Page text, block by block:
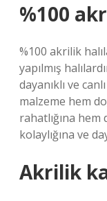
%100
%100 akrilik
yapılmış
dayanıklı ve
malzeme hem
rahatlığına
kolaylığına ve
Akrilik